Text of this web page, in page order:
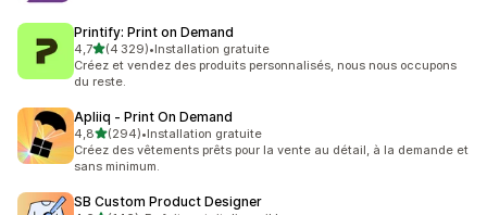
Printify: Print on Demand
4,7étoile(s) sur 5
(4 329)
4329 avis au total
•Installation gratuite
Créez et vendez des produits personnalisés, nous nous occupons
du reste.
Apliiq ‑ Print On Demand
4,8étoile(s) sur 5
(294)
294 avis au total
•Installation gratuite
Créez des vêtements prêts pour la vente au détail, à la demande et
sans minimum.
SB Custom Product Designer